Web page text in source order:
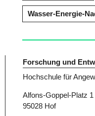
Wasser-Energie-
Forschung und
Hochschule für
Alfons-Goppel-Platz 1
95028 Hof